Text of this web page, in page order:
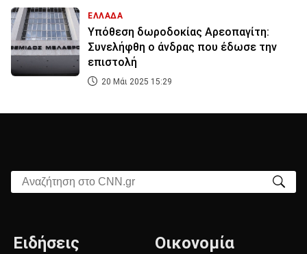
ΕΛΛΑΔΑ
Υπόθεση δωροδοκίας Αρεοπαγίτη:
Συνελήφθη ο άνδρας που έδωσε την
επιστολή
20 Μάι 2025 15:29
Αναζήτηση στο CNN.gr
Ειδήσεις Οικονομία